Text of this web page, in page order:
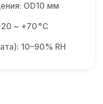
OD10 мм
~ +70 °C
10–90% RH